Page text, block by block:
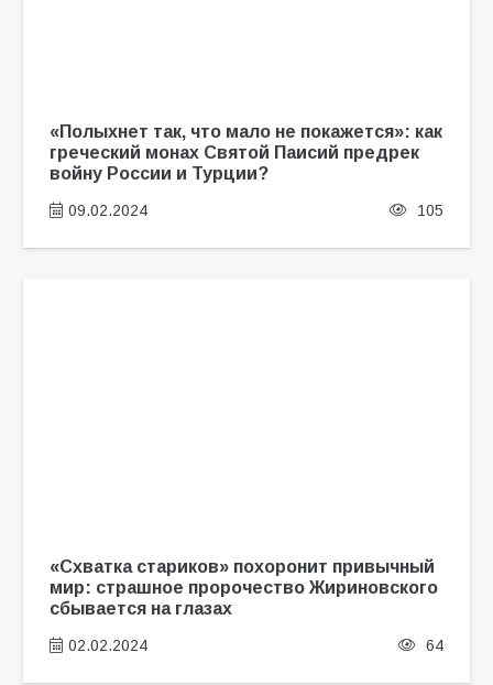
«Полыхнет так, что мало не покажется»: как
греческий монах Святой Паисий предрек
войну России и Турции?
09.02.2024 105
«Схватка стариков» похоронит привычный
мир: страшное пророчество Жириновского
сбывается на глазах
02.02.2024 64